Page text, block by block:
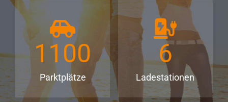
1100
Parktplätze
6
Ladestationen